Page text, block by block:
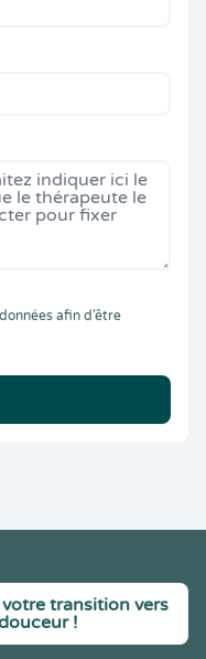
afin d’être
transition vers
!